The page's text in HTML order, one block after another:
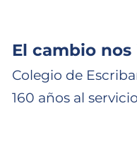
El cambio
Colegio de
160 años al